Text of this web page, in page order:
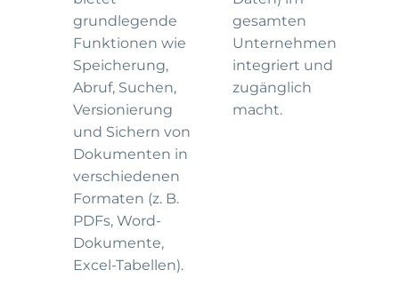
grundlegende
Funktionen wie
Speicherung,
Abruf, Suchen,
Versionierung
und Sichern von
Dokumenten in
verschiedenen
Formaten (z. B.
PDFs, Word-
Dokumente,
Excel-Tabellen).
gesamten
Unternehmen
integriert und
zugänglich
macht.